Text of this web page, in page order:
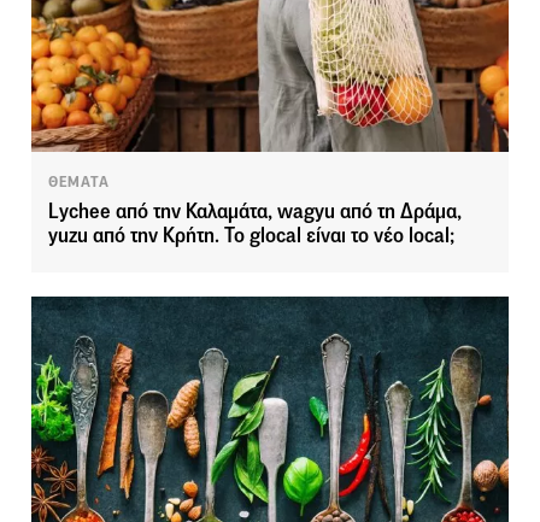
ΘΕΜΑΤΑ
Lychee από την Καλαμάτα, wagyu από τη Δράμα,
yuzu από την Κρήτη. Το glocal είναι το νέο local;